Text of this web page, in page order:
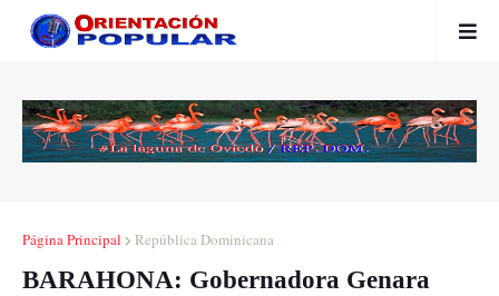
Página Principal República Dominicana
BARAHONA: Gobernadora Genara